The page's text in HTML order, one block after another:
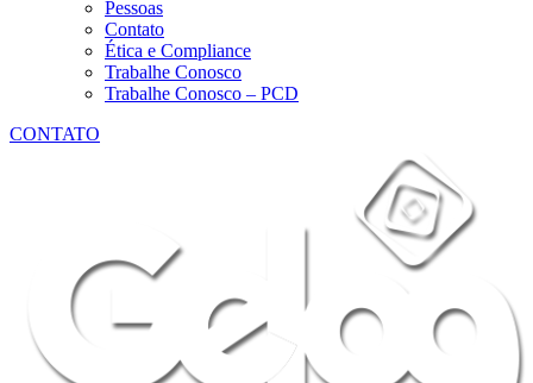
Pessoas
Contato
Ética e Compliance
Trabalhe Conosco
Trabalhe Conosco – PCD
CONTATO